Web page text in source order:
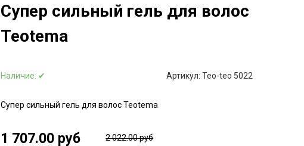
Супер сильный гель для волос
Teotema
Наличие: ✔ Артикул: Teo-teo 5022
Супер сильный гель для волос Teotema
1 707.00 руб 2 022.00 руб